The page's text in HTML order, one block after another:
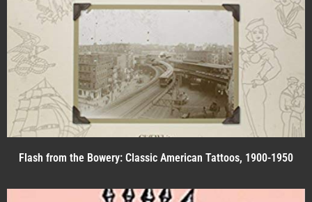
Flash from the Bowery: Classic American Tattoos, 1900-1950